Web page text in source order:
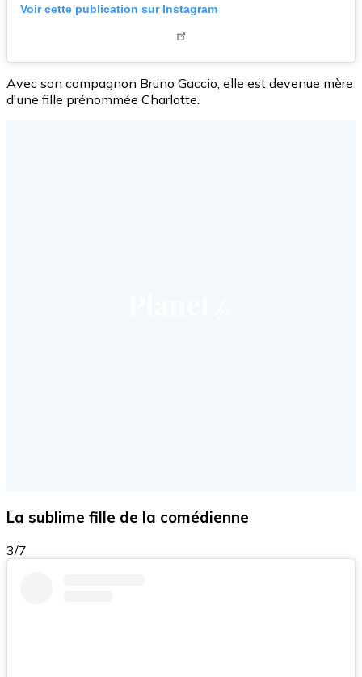
Voir cette publication sur Instagram
Avec son compagnon Bruno Gaccio, elle est devenue mère
d'une fille prénommée Charlotte.
La sublime fille de la comédienne
3/7